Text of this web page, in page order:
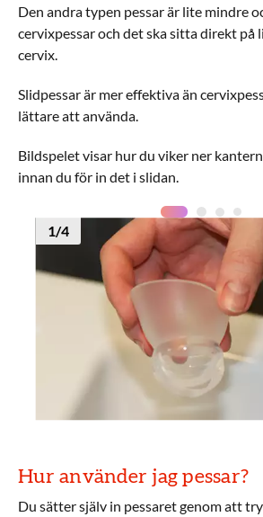
Den andra typen pessar är lite mindre
cervixpessar och det ska sitta direkt på
cervix.
Slidpessar är mer effektiva än
lättare att använda.
Bildspelet visar hur du viker ner
innan du för in det i slidan.
Bild/Video
1/4
Visa föregående bild eller video
Hur använder jag pessar?
Du sätter själv in pessaret genom att